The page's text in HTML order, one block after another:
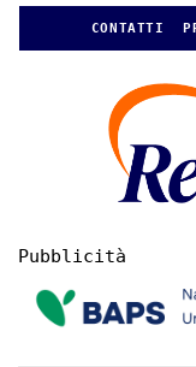
CONTATTI
Pubblicità